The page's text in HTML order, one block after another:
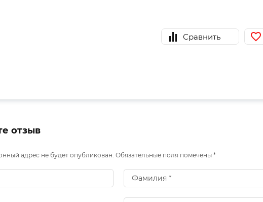
Сравнить
отзыв
адрес не будет опубликован. Обязательные поля помечены *